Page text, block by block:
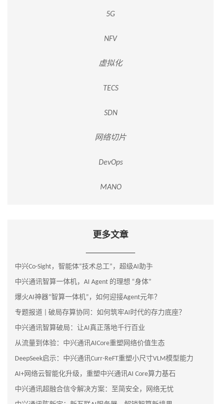
5G
NFV
虚拟化
TECS
SDN
网络切片
DevOps
MANO
更多文章
中兴Co-Sight，智能体“技术总工”，超级AI助手
中兴通讯智算一体机，AI Agent 的理想 “身体”
爆火AI神器“智算一体机”，如何迎接Agent元年？
专题报道 | 破局存算协同：如何筑牢AI时代的存力底座？
中兴通讯智算破局：让AI真正落地千行百业
从流量到体验：中兴通讯AICore重塑网络价值生态
DeepSeek启示：中兴通讯Curr-ReFT重塑小尺寸VLM模型能力
AI+网络云智能化升级，重塑中兴通讯AI Core算力基石
中兴通讯超融合信令解决方案：至简安全，网络无忧